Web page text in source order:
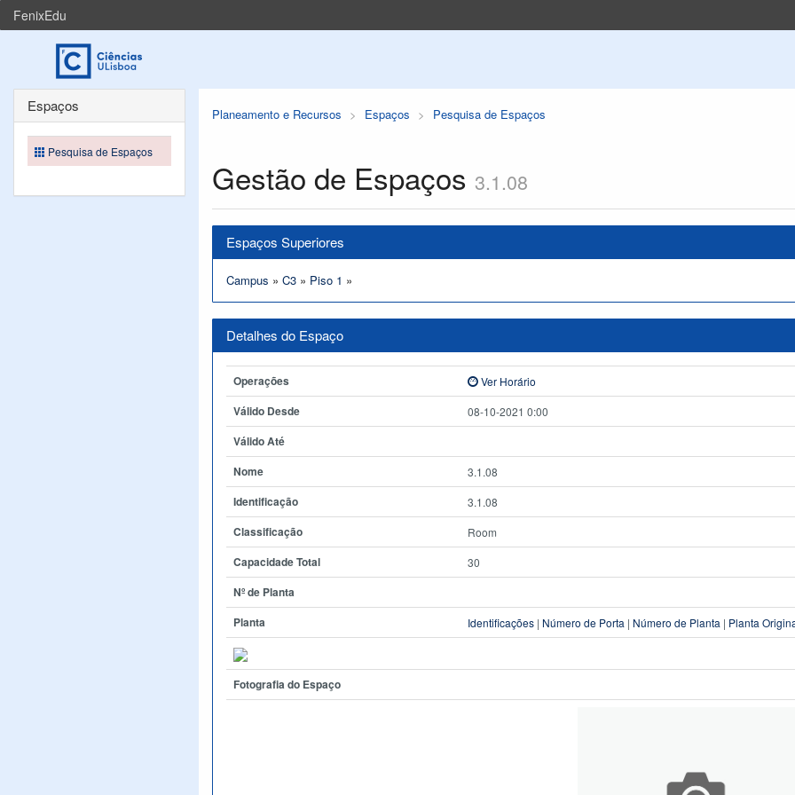
FenixEdu
Planeamento e Recursos Espaços Pesquisa de Espaços
Gestão de Espaços 3.1.08
Espaços Superiores
Campus » C3 » Piso 1 »
Detalhes do Espaço
Operações Ver Horário
Válido Desde 08-10-2021 0:00
Válido Até
Nome
3.1.08
Identificação 3.1.08
Classificação Room
Capacidade Total 30
Nº de Planta
Planta
Identificações | Número de Porta | Número de Planta | Planta
Fotografia do Espaço
Espaços
Pesquisa de Espaços